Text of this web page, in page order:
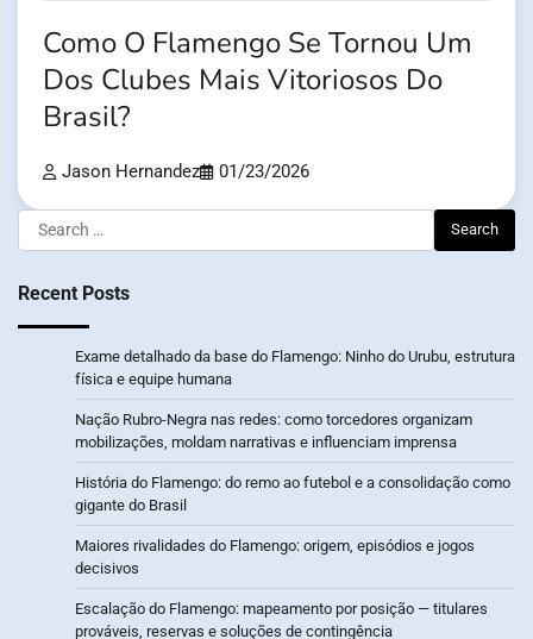
Como O Flamengo Se Tornou Um
Dos Clubes Mais Vitoriosos Do
Brasil?
Jason Hernandez 01/23/2026
Search
for:
Recent Posts
Exame detalhado da base do Flamengo: Ninho do Urubu, estrutura
física e equipe humana
Nação Rubro-Negra nas redes: como torcedores organizam
mobilizações, moldam narrativas e influenciam imprensa
História do Flamengo: do remo ao futebol e a consolidação como
gigante do Brasil
Maiores rivalidades do Flamengo: origem, episódios e jogos
decisivos
Escalação do Flamengo: mapeamento por posição — titulares
prováveis, reservas e soluções de contingência